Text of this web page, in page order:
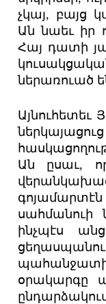
չկայ, բայց
Ան նաեւ իր
Հայ դատի
ներառուած
Այնուհետեւ
Ան ըսաւ,
ինչպէս
օրակարգը